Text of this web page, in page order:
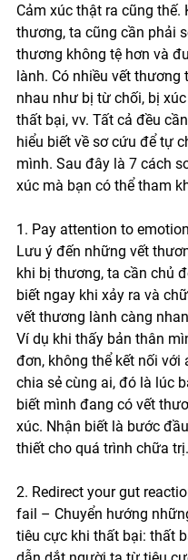
Cảm xúc thật ra cũng thế.
thương, ta cũng cần phải
thương không tệ hơn và
lành. Có nhiều vết thương
nhau như bị từ chối, bị
thất bại, vv. Tất cả đều
hiểu biết về sơ cứu để tự
mình. Sau đây là 7 cách
xúc mà bạn có thể tham
1. Pay attention to
Lưu ý đến những vết
khi bị thương, ta cần chủ
biết ngay khi xảy ra và
vết thương lành càng
Ví dụ khi thấy bản thân
đơn, không thể kết nối với
chia sẻ cùng ai, đó là lúc
biết mình đang có vết
xúc. Nhận biết là bước
thiết cho quá trình chữa trị.
2. Redirect your gut
fail – Chuyển hướng
tiêu cực khi thất bại: thất